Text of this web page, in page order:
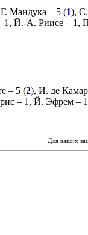
Г. Мандука – 5 (1),
1, Й.-А. Риисе – 1,
– 5 (2), И. де
– 1, Й. Эфрем –
Для ваших